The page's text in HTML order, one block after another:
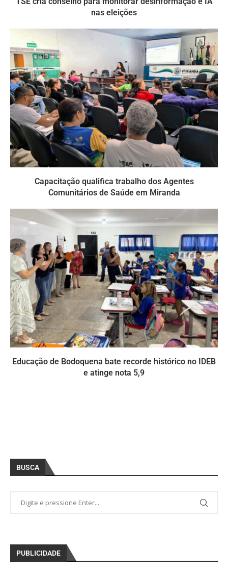
nas eleições
Capacitação qualifica trabalho dos Agentes
Comunitários de Saúde em Miranda
Educação de Bodoquena bate recorde histórico no IDEB
e atinge nota 5,9
BUSCA
PUBLICIDADE